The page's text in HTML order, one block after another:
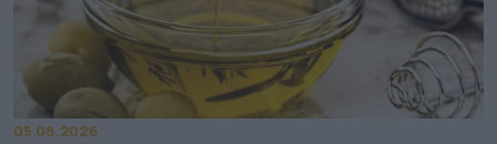
05.08.2026